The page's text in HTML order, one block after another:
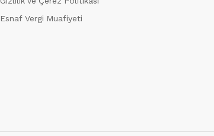
Esnaf Vergi Muafiyeti